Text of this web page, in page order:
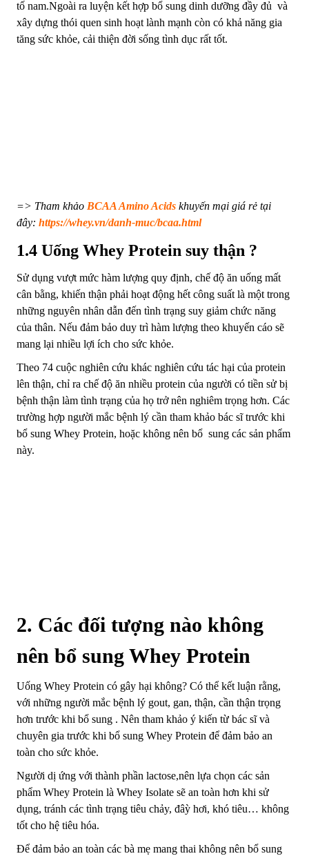
tố nam.Ngoài ra luyện kết hợp bổ sung dinh dưỡng đầy đủ và
xây dựng thói quen sinh hoạt lành mạnh còn có khả năng gia
tăng sức khỏe, cải thiện đời sống tình dục rất tốt.
=> Tham khảo BCAA Amino Acids khuyến mại giá rẻ tại
đây: https://whey.vn/danh-muc/bcaa.html
1.4 Uống Whey Protein suy thận ?
Sử dụng vượt mức hàm lượng quy định, chế độ ăn uống mất
cân bằng, khiến thận phải hoạt động hết công suất là một trong
những nguyên nhân dẫn đến tình trạng suy giảm chức năng
của thân. Nếu đảm bảo duy trì hàm lượng theo khuyến cáo sẽ
mang lại nhiều lợi ích cho sức khỏe.
Theo 74 cuộc nghiên cứu khác nghiên cứu tác hại của protein
lên thận, chỉ ra chế độ ăn nhiều protein của người có tiền sử bị
bệnh thận làm tình trạng của họ trở nên nghiêm trọng hơn. Các
trường hợp người mắc bệnh lý cần tham khảo bác sĩ trước khi
bổ sung Whey Protein, hoặc không nên bổ sung các sản phẩm
này.
2. Các đối tượng nào không
nên bổ sung Whey Protein
Uống Whey Protein có gây hại không? Có thể kết luận rằng,
với những người mắc bệnh lý gout, gan, thận, cần thận trọng
hơn trước khi bổ sung . Nên tham khảo ý kiến từ bác sĩ và
chuyên gia trước khi bổ sung Whey Protein để đảm bảo an
toàn cho sức khỏe.
Người dị ứng với thành phần lactose,nên lựa chọn các sản
phẩm Whey Protein là Whey Isolate sẽ an toàn hơn khi sử
dụng, tránh các tình trạng tiêu chảy, đâỳ hơi, khó tiêu… không
tốt cho hệ tiêu hóa.
Để đảm bảo an toàn các bà mẹ mang thai không nên bổ sung